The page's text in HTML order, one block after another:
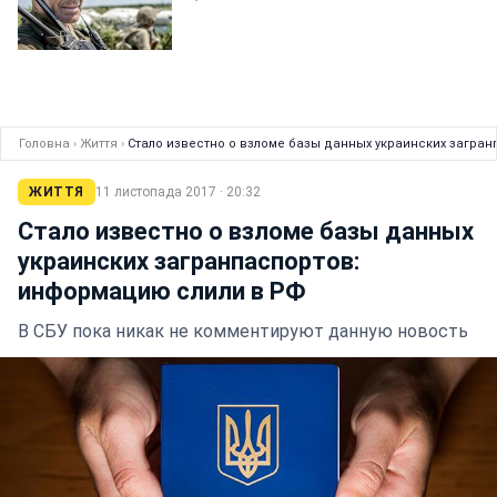
Головна › Життя › Стало известно о взломе базы данных украинских
ЖИТТЯ 11 листопада 2017 · 20:32
Стало известно о взломе базы данных
украинских загранпаспортов:
информацию слили в РФ
В СБУ пока никак не комментируют данную новость